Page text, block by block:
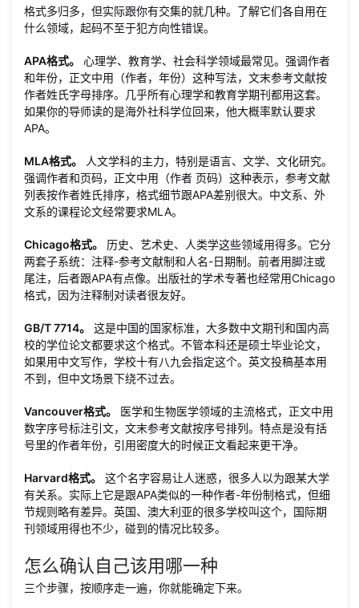
格式多归多，但实际跟你有交集的就几种。了解它们各自用在
什么领域，起码不至于犯方向性错误。
APA格式。
心理学、教育学、社会科学领域最常见。强调作者
和年份，正文中用（作者，年份）这种写法，文末参考文献按
作者姓氏字母排序。几乎所有心理学和教育学期刊都用这套。
如果你的导师读的是海外社科学位回来，他大概率默认要求
APA。
MLA格式。
人文学科的主力，特别是语言、文学、文化研究。
强调作者和页码，正文中用（作者 页码）这种表示，参考文献
列表按作者姓氏排序，格式细节跟APA差别很大。中文系、外
文系的课程论文经常要求MLA。
Chicago格式。
历史、艺术史、人类学这些领域用得多。它分
两套子系统：注释-参考文献制和人名-日期制。前者用脚注或
尾注，后者跟APA有点像。出版社的学术专著也经常用Chicago
格式，因为注释制对读者很友好。
GB/T 7714。
这是中国的国家标准，大多数中文期刊和国内高
校的学位论文都要求这个格式。不管本科还是硕士毕业论文，
如果用中文写作，学校十有八九会指定这个。英文投稿基本用
不到，但中文场景下绕不过去。
Vancouver格式。
医学和生物医学领域的主流格式，正文中用
数字序号标注引文，文末参考文献按序号排列。特点是没有括
号里的作者年份，引用密度大的时候正文看起来更干净。
Harvard格式。
这个名字容易让人迷惑，很多人以为跟某大学
有关系。实际上它是跟APA类似的一种作者-年份制格式，但细
节规则略有差异。英国、澳大利亚的很多学校叫这个，国际期
刊领域用得也不少，碰到的情况比较多。
怎么确认自己该用哪一种
三个步骤，按顺序走一遍，你就能确定下来。